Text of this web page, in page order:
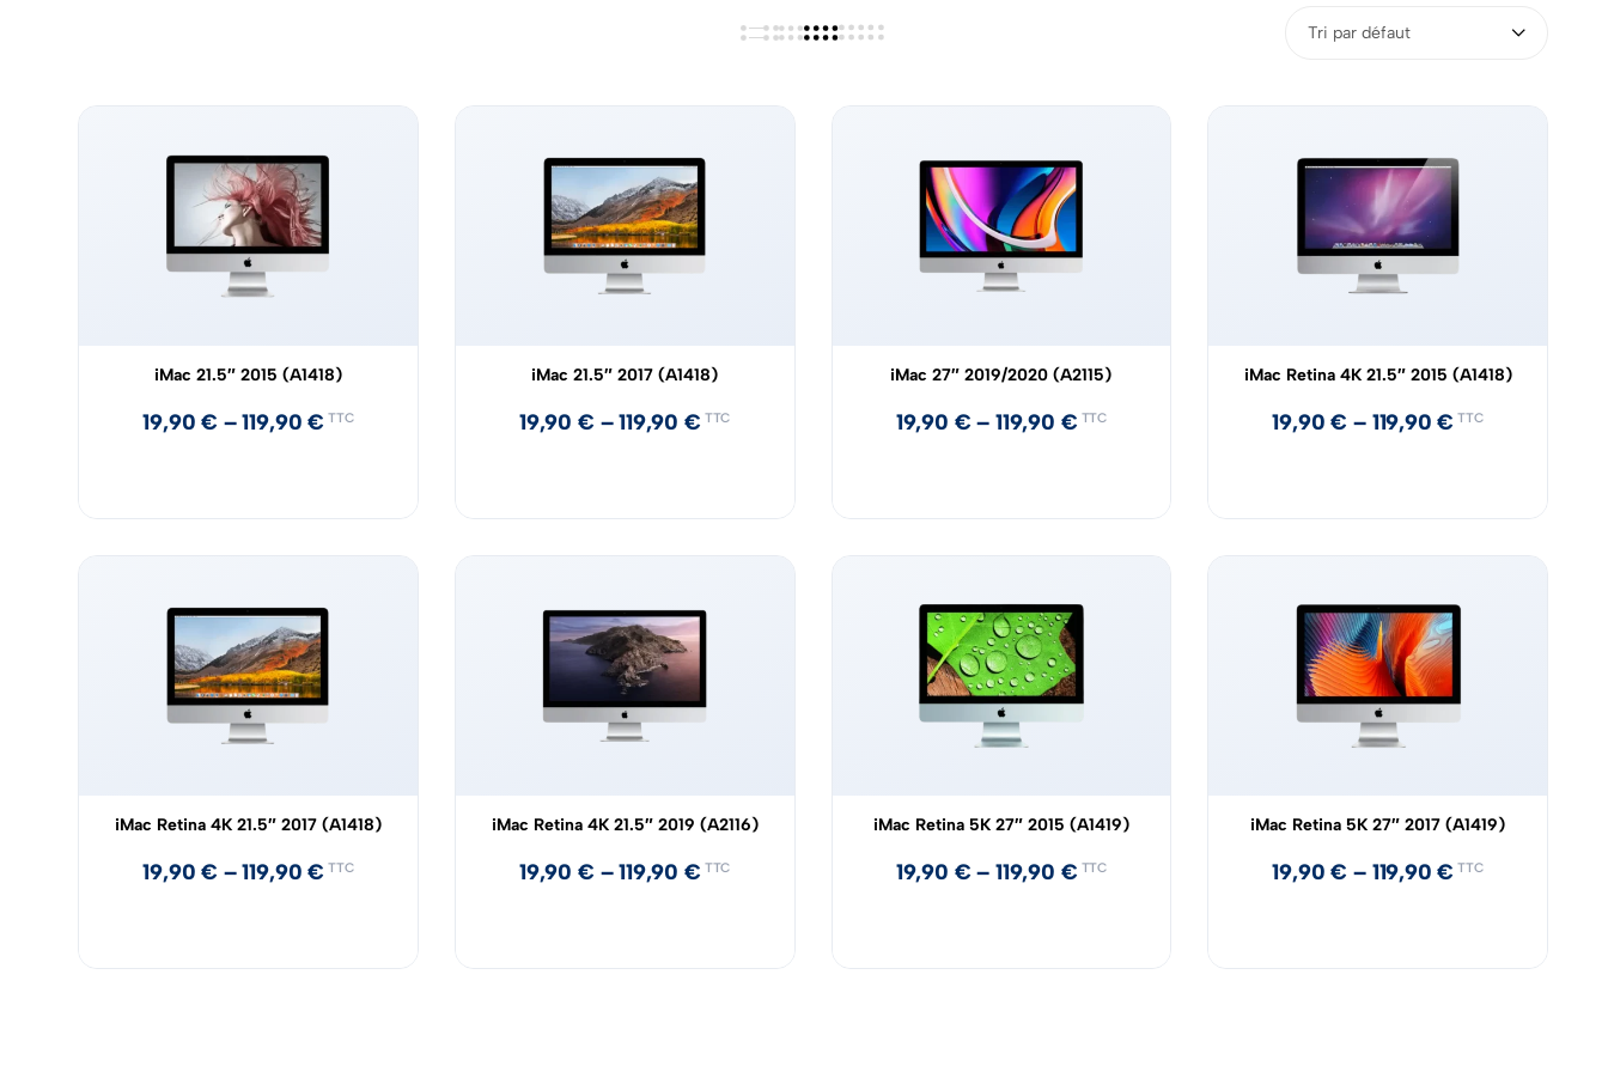
Tri par défaut
iMac 21.5″ 2015 (A1418)
19,90€ –119,90€ TTC
iMac 21.5″ 2017 (A1418)
19,90 € –119,90 € TTC
iMac 27″ 2019/2020 (A2115)
19,90 € – 119,90 € TTC
iMac Retina 4K 21.5″ 2015 (A1418)
19,90€ – 119,90€ TTC
iMac Retina 4K 21.5″ 2017 (A1418)
19,90€ –119,90€ TTC
iMac Retina 4K 21.5″ 2019 (A2116)
19,90 € –119,90 € TTC
iMac Retina 5K 27″ 2015 (A1419)
19,90 € – 119,90 € TTC
iMac Retina 5K 27″ 2017 (A1419)
19,90€ – 119,90€ TTC